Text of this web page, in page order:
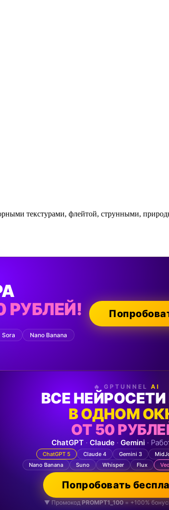
текстурами, флейтой, струнными,
РУБЛЕЙ!
Sora
Nano Banana
🔥 GPTUNNEL AI
ВСЕ
В ОДНОМ
ОТ 50
ChatGPT· Claude· Gemini ·
ChatGPT 5 Claude 4 Gemini 3
Nano Banana
Suno Whisper Flux
Попробовать
▼ Промокод PROMPT1_100 = +100%